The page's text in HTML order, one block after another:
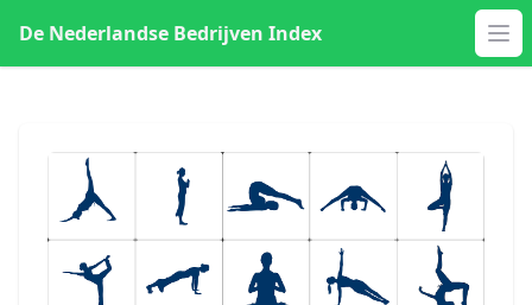
De Nederlandse Bedrijven Index